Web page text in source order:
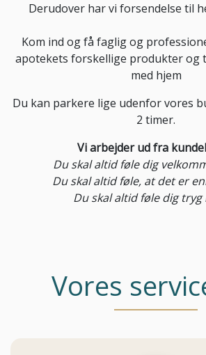
Derudover har vi forsendelse til
Kom ind og få faglig og
apotekets forskellige produkter og
med hjem
Du kan parkere lige udenfor vores
2 timer.
Vi arbejder ud fra
Du skal altid føle dig
Du skal altid føle, at det er
Du skal altid føle dig tryg
Vores